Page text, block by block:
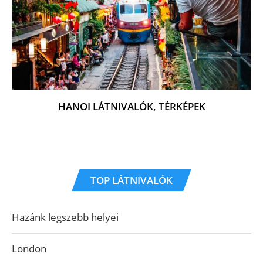
HANOI LÁTNIVALÓK, TÉRKÉPEK
TOP LÁTNIVALÓK
Hazánk legszebb helyei
London